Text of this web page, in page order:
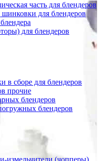
часть для блендеров
для блендеров
для блендеров
в сборе для блендеров
прочие
блендеров
блендеров
измельчители (чопперы)